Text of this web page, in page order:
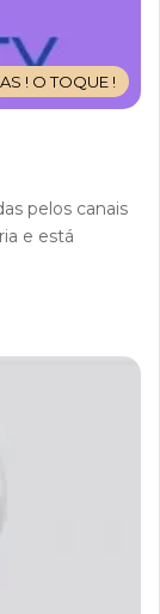
! O TOQUE !
pelos canais
e está